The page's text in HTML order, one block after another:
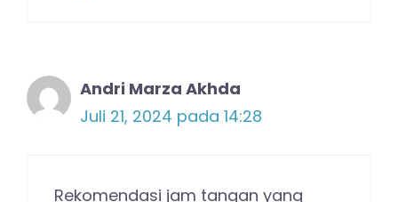
Andri Marza Akhda
Juli 21, 2024 pada 14:28
Rekomendasi jam tangan yang